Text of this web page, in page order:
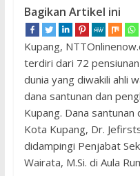
Bagikan Artikel ini
Kupang,
terdiri dari 72
dunia yang diwakili ahli
dana santunan dan
Kupang. Dana santunan
Kota Kupang, Dr.
didampingi Penjabat
Wairata, M.Si. di Aula